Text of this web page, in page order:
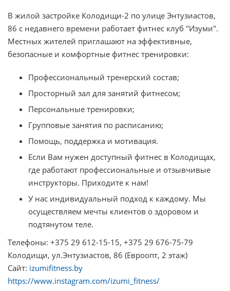
В жилой застройке Колодищи-2 по улице Энтузиастов,
86 с недавнего времени работает фитнес клуб "Изуми".
Местных жителей приглашают на эффективные,
безопасные и комфортные фитнес тренировки:
Профессиональный тренерский состав;
Просторный зал для занятий фитнесом;
Персональные тренировки;
Групповые занятия по расписанию;
Помощь, поддержка и мотивация.
Если Вам нужен доступный фитнес в Колодищах,
где работают профессиональные и отзывчивые
инструкторы. Приходите к нам!
У нас индивидуальный подход к каждому. Мы
осуществляем мечты клиентов о здоровом и
подтянутом теле.
Телефоны: +375 29 612-15-15, +375 29 676-75-79
Колодищи, ул.Энтузиастов, 86 (Евроопт, 2 этаж)
Сайт: izumifitness.bу
https://www.instagram.com/izumi_fitness/